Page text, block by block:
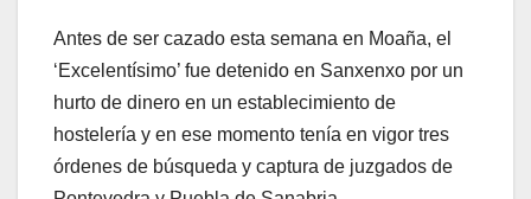
Antes de ser cazado esta semana en Moaña, el
‘Excelentísimo’ fue detenido en Sanxenxo por un
hurto de dinero en un establecimiento de
hostelería y en ese momento tenía en vigor tres
órdenes de búsqueda y captura de juzgados de